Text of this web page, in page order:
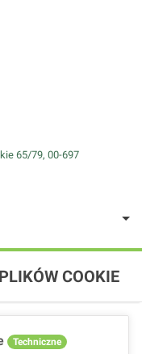
65/79, 00-697
COOKIE
Techniczne